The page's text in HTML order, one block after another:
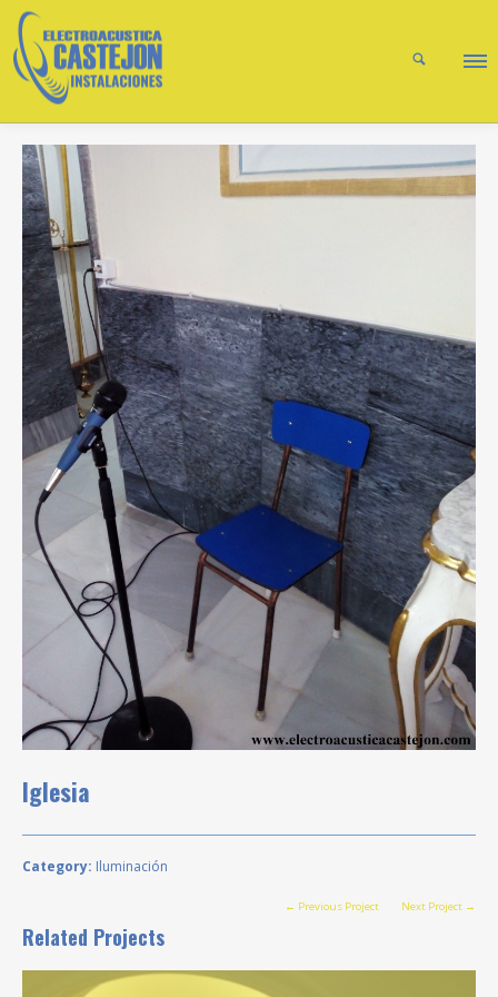
Iglesia
Category: Iluminación
Related Projects
← Previous Project Next Project →